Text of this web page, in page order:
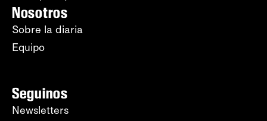
Nosotros
Sobre la diaria
Equipo
Seguinos
Newsletters